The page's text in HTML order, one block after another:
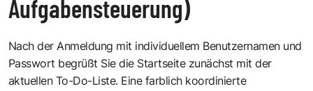
Aufgabensteuerung)
Nach der Anmeldung mit individuellem Benutzernamen und
Passwort begrüßt Sie die Startseite zunächst mit der
aktuellen To-Do-Liste. Eine farblich koordinierte